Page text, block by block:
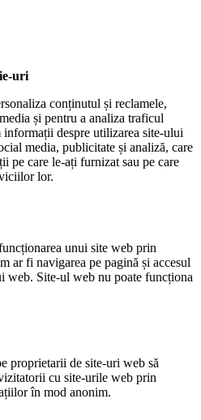
uri
conținutul și reclamele,
și pentru a analiza traficul
informații despre utilizarea site-ului
media, publicitate și analiză, care
pe care le-ați furnizat sau pe care
lor.
unui site web prin
ar fi navigarea pe pagină și accesul
web. Site-ul web nu poate funcționa
proprietarii de site-uri web să
cu site-urile web prin
în mod anonim.